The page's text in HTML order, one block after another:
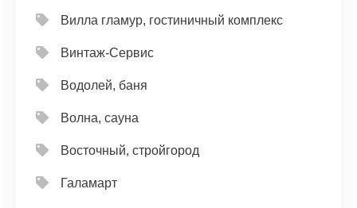
Вилла гламур, гостиничный комплекс
Винтаж-Сервис
Водолей, баня
Волна, сауна
Восточный, стройгород
Галамарт